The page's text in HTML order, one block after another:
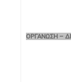
ΟΡΓΑΝΩΣΗ –